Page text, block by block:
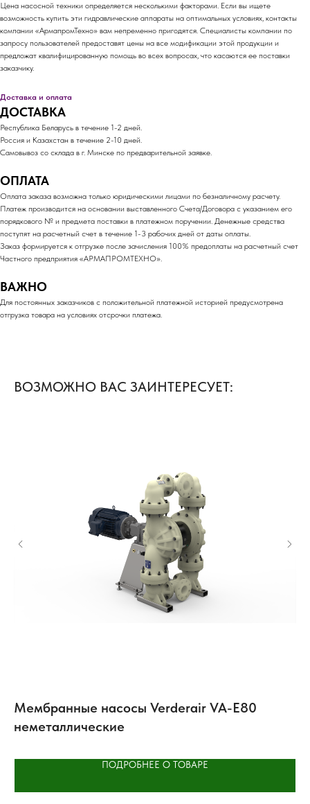
Цена насосной техники определяется несколькими факторами. Если вы ищете
возможность купить эти гидравлические аппараты на оптимальных условиях, контакты
компании «АрмапромТехно» вам непременно пригодятся. Специалисты компании по
запросу пользователей предоставят цены на все модификации этой продукции и
предложат квалифицированную помощь во всех вопросах, что касаются ее поставки
заказчику.
Доставка и оплата
ДОСТАВКА
Республика Беларусь в течение 1-2 дней.
Россия и Казахстан в течение 2-10 дней.
Самовывоз со склада в г. Минске по предварительной заявке.
ОПЛАТА
Оплата заказа возможна только юридическими лицами по безналичному расчету.
Платеж производится на основании выставленного Счета/Договора с указанием его
порядкового № и предмета поставки в платежном поручении. Денежные средства
поступят на расчетный счет в течение 1-3 рабочих дней от даты оплаты.
Заказ формируется к отгрузке после зачисления 100% предоплаты на расчетный счет
Частного предприятия «АРМАПРОМТЕХНО».
ВАЖНО
Для постоянных заказчиков с положительной платежной историей предусмотрена
отгрузка товара на условиях отсрочки платежа.
ВОЗМОЖНО ВАС ЗАИНТЕРЕСУЕТ:
Мембранные насосы Verderair VA-E80
неметаллические
ПОДРОБНЕЕ О ТОВАРЕ